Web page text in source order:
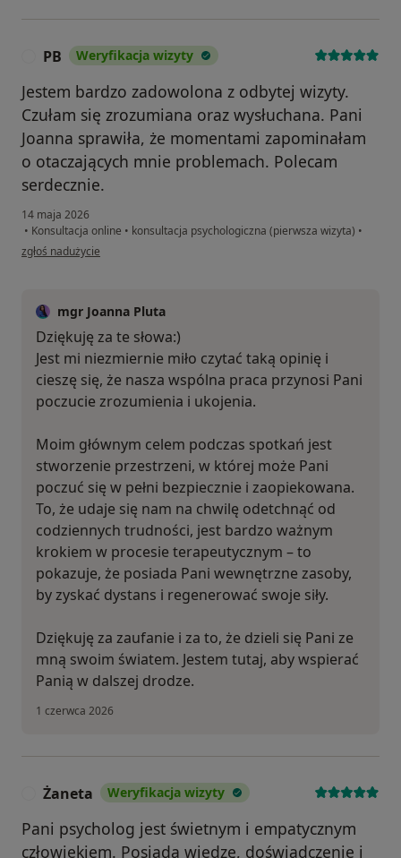
PB Weryfikacja wizyty
Jestem bardzo zadowolona z odbytej wizyty.
Czułam się zrozumiana oraz wysłuchana. Pani
Joanna sprawiła, że momentami zapominałam
o otaczających mnie problemach. Polecam
serdecznie.
14 maja 2026
• Konsultacja online • konsultacja psychologiczna (pierwsza wizyta) •
w opinii użytkownika PB
zgłoś nadużycie
mgr Joanna Pluta
Dziękuję za te słowa:)
Jest mi niezmiernie miło czytać taką opinię i
cieszę się, że nasza wspólna praca przynosi Pani
poczucie zrozumienia i ukojenia.
Moim głównym celem podczas spotkań jest
stworzenie przestrzeni, w której może Pani
poczuć się w pełni bezpiecznie i zaopiekowana.
To, że udaje się nam na chwilę odetchnąć od
codziennych trudności, jest bardzo ważnym
krokiem w procesie terapeutycznym – to
pokazuje, że posiada Pani wewnętrzne zasoby,
by zyskać dystans i regenerować swoje siły.
Dziękuję za zaufanie i za to, że dzieli się Pani ze
mną swoim światem. Jestem tutaj, aby wspierać
Panią w dalszej drodze.
1 czerwca 2026
Żaneta Weryfikacja wizyty
Pani psycholog jest świetnym i empatycznym
człowiekiem. Posiada wiedzę, doświadczenie i